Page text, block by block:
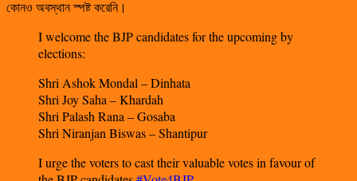
কোনও অবস্থান স্পষ্ট করেনি।
I welcome the BJP candidates for the upcoming by
elections:
Shri Ashok Mondal – Dinhata
Shri Joy Saha – Khardah
Shri Palash Rana – Gosaba
Shri Niranjan Biswas – Shantipur
I urge the voters to cast their valuable votes in favour of